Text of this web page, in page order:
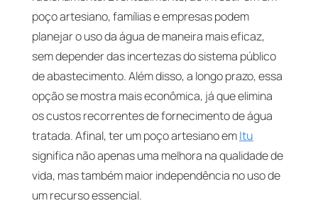
poço artesiano, famílias e empresas podem
planejar o uso da água de maneira mais eficaz,
sem depender das incertezas do sistema público
de abastecimento. Além disso, a longo prazo, essa
opção se mostra mais econômica, já que elimina
os custos recorrentes de fornecimento de água
tratada. Afinal, ter um poço artesiano emItu
significa não apenas uma melhora na qualidade de
vida, mas também maior independência no uso de
um recurso essencial.